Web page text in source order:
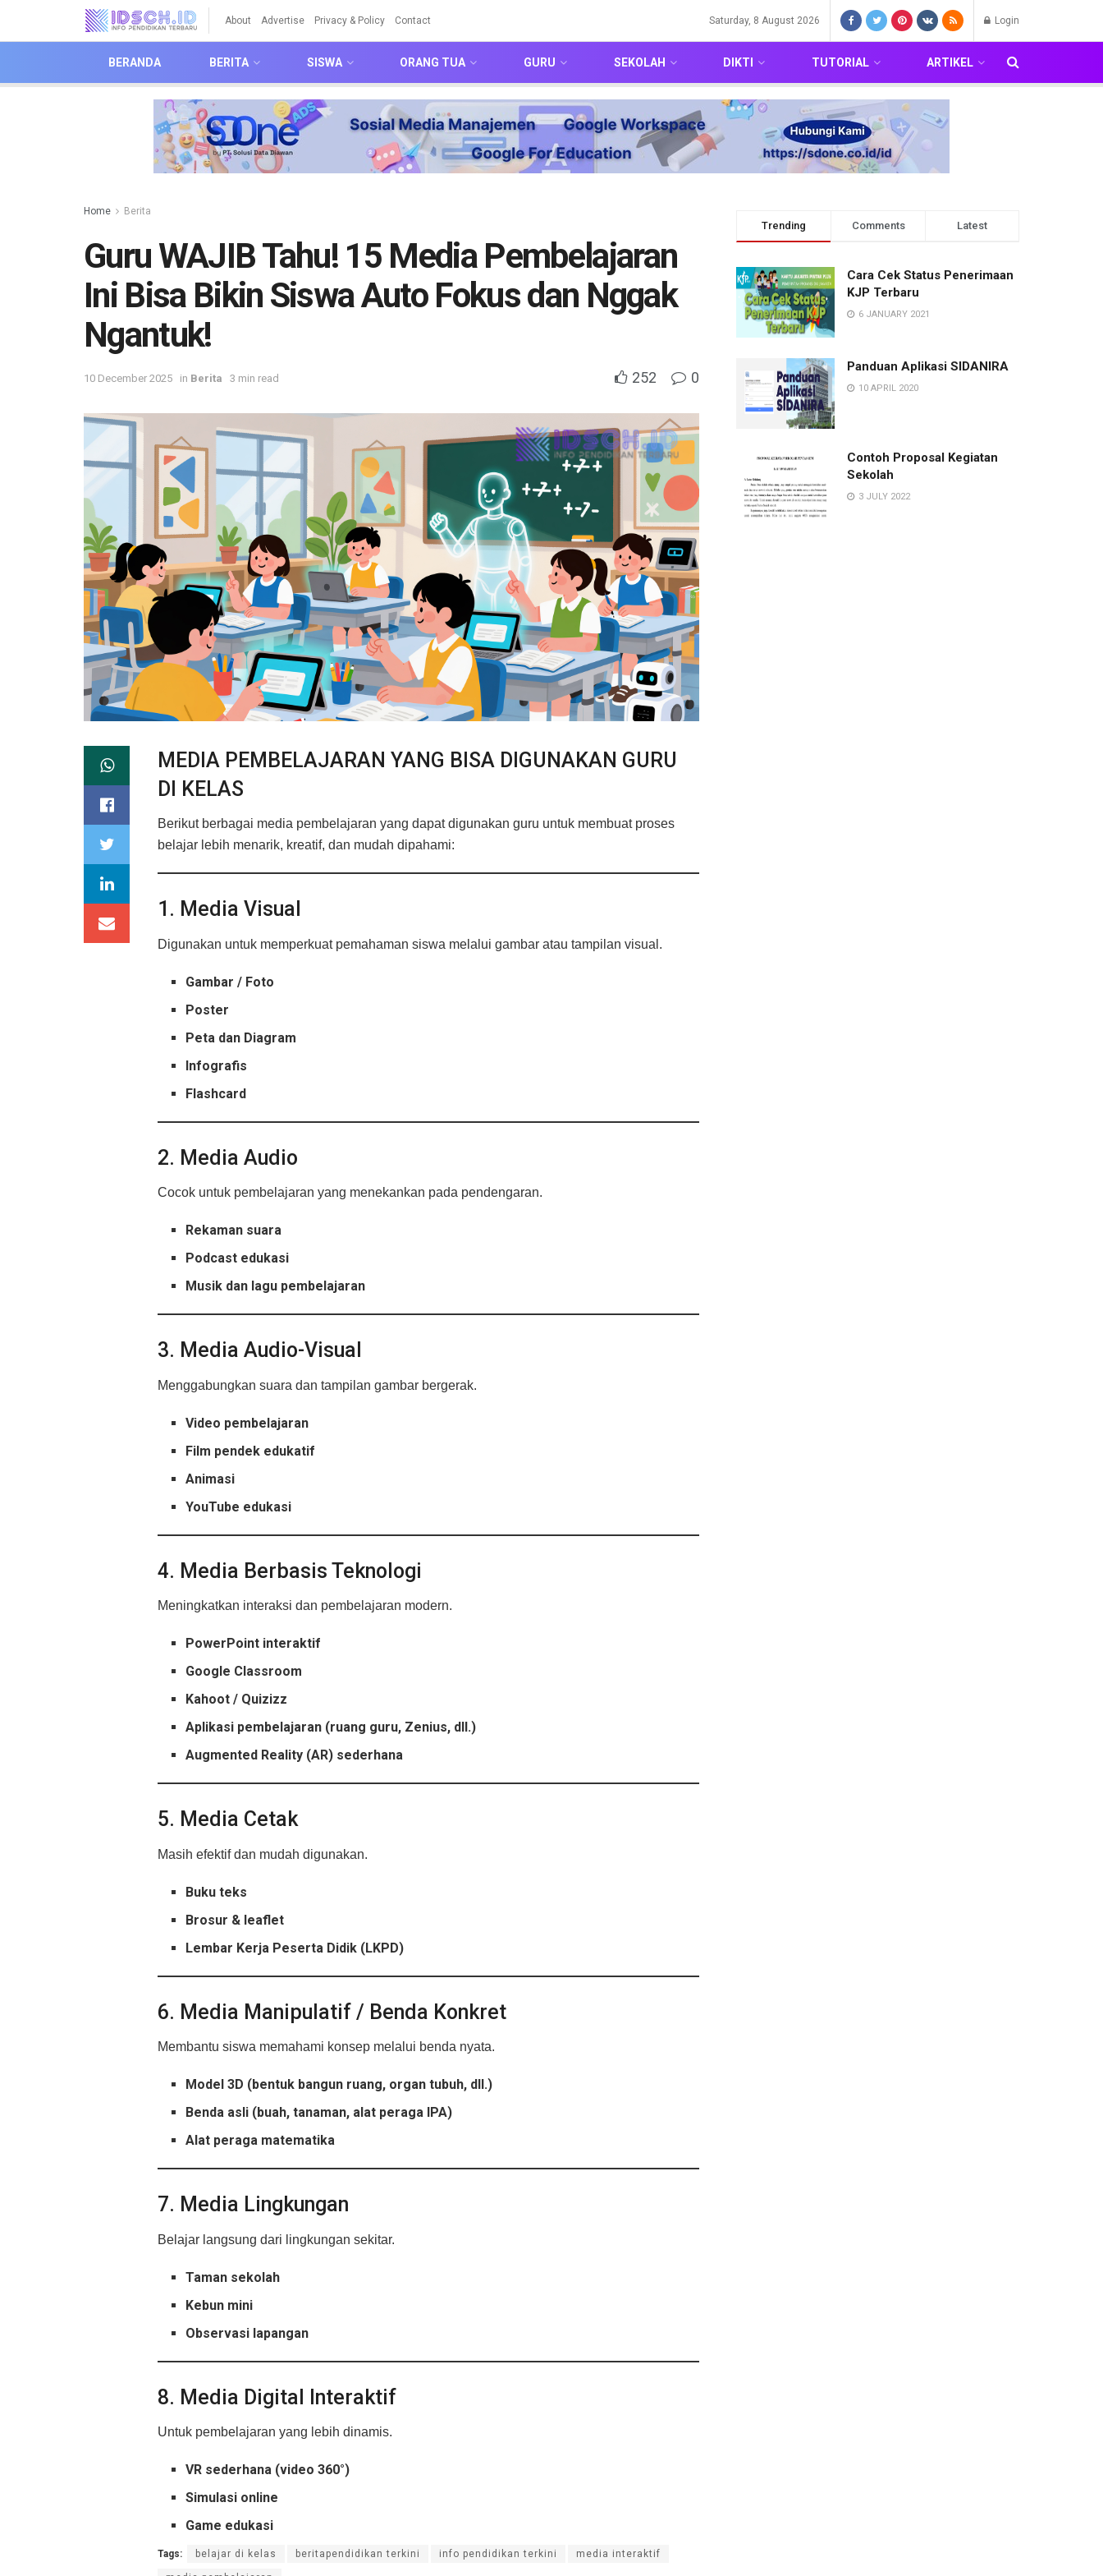
About Advertise Privacy & Policy Contact Saturday, 8 August 2026 Login
BERANDA BERITA SISWA ORANG TUA GURU SEKOLAH DIKTI TUTORIAL ARTIKEL
Home Berita
Guru WAJIB Tahu! 15 Media Pembelajaran
Ini Bisa Bikin Siswa Auto Fokus dan Nggak
Ngantuk!
10 December 2025 in Berita 3 min read 252 0
MEDIA PEMBELAJARAN YANG BISA DIGUNAKAN GURU
DI KELAS
Berikut berbagai media pembelajaran yang dapat digunakan guru untuk membuat proses
belajar lebih menarik, kreatif, dan mudah dipahami:
1. Media Visual
Digunakan untuk memperkuat pemahaman siswa melalui gambar atau tampilan visual.
Gambar / Foto
Poster
Peta dan Diagram
Infografis
Flashcard
2. Media Audio
Cocok untuk pembelajaran yang menekankan pada pendengaran.
Rekaman suara
Podcast edukasi
Musik dan lagu pembelajaran
3. Media Audio-Visual
Menggabungkan suara dan tampilan gambar bergerak.
Video pembelajaran
Film pendek edukatif
Animasi
YouTube edukasi
4. Media Berbasis Teknologi
Meningkatkan interaksi dan pembelajaran modern.
PowerPoint interaktif
Google Classroom
Kahoot / Quizizz
Aplikasi pembelajaran (ruang guru, Zenius, dll.)
Augmented Reality (AR) sederhana
5. Media Cetak
Masih efektif dan mudah digunakan.
Buku teks
Brosur & leaflet
Lembar Kerja Peserta Didik (LKPD)
6. Media Manipulatif / Benda Konkret
Membantu siswa memahami konsep melalui benda nyata.
Model 3D (bentuk bangun ruang, organ tubuh, dll.)
Benda asli (buah, tanaman, alat peraga IPA)
Alat peraga matematika
7. Media Lingkungan
Belajar langsung dari lingkungan sekitar.
Taman sekolah
Kebun mini
Observasi lapangan
8. Media Digital Interaktif
Untuk pembelajaran yang lebih dinamis.
VR sederhana (video 360°)
Simulasi online
Game edukasi
Tags: belajar di kelas beritapendidikan terkini info pendidikan terkini media interaktif
Trending Comments Latest
Cara Cek Status Penerimaan
KJP Terbaru
6 JANUARY 2021
Panduan Aplikasi SIDANIRA
10 APRIL 2020
Contoh Proposal Kegiatan
Sekolah
3 JULY 2022